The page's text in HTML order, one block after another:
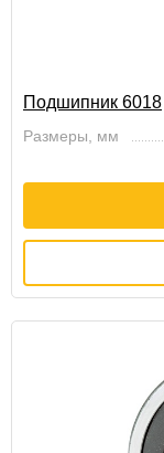
Подшипник 6018
Размеры, мм